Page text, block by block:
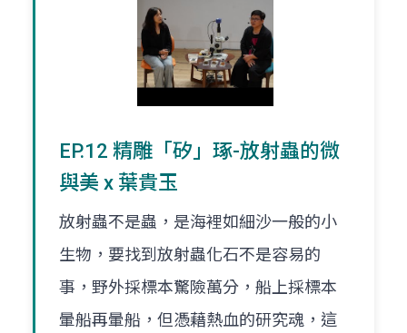
EP.12 精雕「矽」琢-放射蟲的微
與美 x 葉貴玉
放射蟲不是蟲，是海裡如細沙一般的小
生物，要找到放射蟲化石不是容易的
事，野外採標本驚險萬分，船上採標本
暈船再暈船，但憑藉熱血的研究魂，這